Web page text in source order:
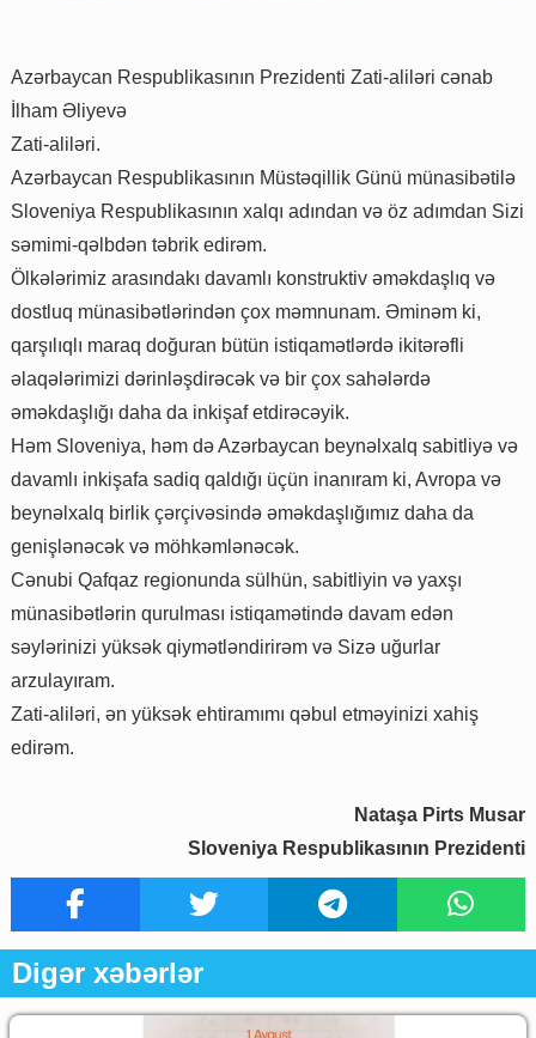
Azərbaycan Respublikasının Prezidenti Zati-aliləri cənab
İlham Əliyevə
Zati-aliləri.
Azərbaycan Respublikasının Müstəqillik Günü münasibətilə
Sloveniya Respublikasının xalqı adından və öz adımdan Sizi
səmimi-qəlbdən təbrik edirəm.
Ölkələrimiz arasındakı davamlı konstruktiv əməkdaşlıq və
dostluq münasibətlərindən çox məmnunam. Əminəm ki,
qarşılıqlı maraq doğuran bütün istiqamətlərdə ikitərəfli
əlaqələrimizi dərinləşdirəcək və bir çox sahələrdə
əməkdaşlığı daha da inkişaf etdirəcəyik.
Həm Sloveniya, həm də Azərbaycan beynəlxalq sabitliyə və
davamlı inkişafa sadiq qaldığı üçün inanıram ki, Avropa və
beynəlxalq birlik çərçivəsində əməkdaşlığımız daha da
genişlənəcək və möhkəmlənəcək.
Cənubi Qafqaz regionunda sülhün, sabitliyin və yaxşı
münasibətlərin qurulması istiqamətində davam edən
səylərinizi yüksək qiymətləndirirəm və Sizə uğurlar
arzulayıram.
Zati-aliləri, ən yüksək ehtiramımı qəbul etməyinizi xahiş
edirəm.
Nataşa Pirts Musar
Sloveniya Respublikasının Prezidenti
Digər xəbərlər